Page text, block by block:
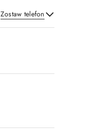
Zostaw telefon
Wyślij